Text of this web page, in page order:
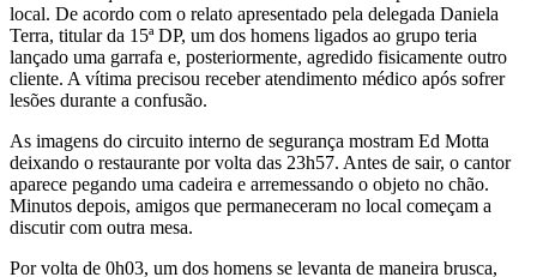
local. De acordo com o relato apresentado pela delegada Daniela
Terra, titular da 15ª DP, um dos homens ligados ao grupo teria
lançado uma garrafa e, posteriormente, agredido fisicamente outro
cliente. A vítima precisou receber atendimento médico após sofrer
lesões durante a confusão.
As imagens do circuito interno de segurança mostram Ed Motta
deixando o restaurante por volta das 23h57. Antes de sair, o cantor
aparece pegando uma cadeira e arremessando o objeto no chão.
Minutos depois, amigos que permaneceram no local começam a
discutir com outra mesa.
Por volta de 0h03, um dos homens se levanta de maneira brusca,